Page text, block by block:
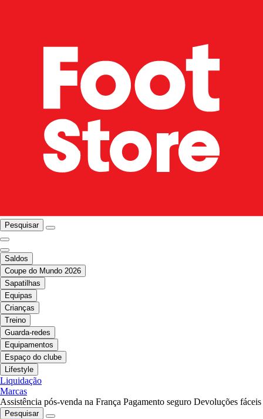
Pesquisar
Saldos
Coupe do Mundo 2026
Sapatilhas
Equipas
Crianças
Treino
Guarda-redes
Equipamentos
Espaço do clube
Lifestyle
Liquidação
Marcas
Assistência pós-venda na França Pagamento seguro Devoluções fáceis
Pesquisar